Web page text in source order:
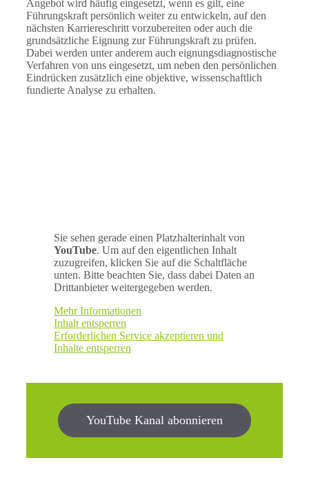
Angebot wird häufig eingesetzt, wenn es gilt, eine
Führungskraft persönlich weiter zu entwickeln, auf den
nächsten Karriereschritt vorzubereiten oder auch die
grundsätzliche Eignung zur Führungskraft zu prüfen.
Dabei werden unter anderem auch eignungsdiagnostische
Verfahren von uns eingesetzt, um neben den persönlichen
Eindrücken zusätzlich eine objektive, wissenschaftlich
fundierte Analyse zu erhalten.
Sie sehen gerade einen Platzhalterinhalt von
YouTube. Um auf den eigentlichen Inhalt
zuzugreifen, klicken Sie auf die Schaltfläche
unten. Bitte beachten Sie, dass dabei Daten an
Drittanbieter weitergegeben werden.
Mehr Informationen
Inhalt entsperren
Erforderlichen Service akzeptieren und
Inhalte entsperren
YouTube Kanal abonnieren